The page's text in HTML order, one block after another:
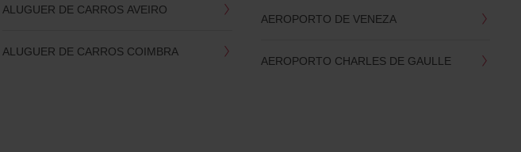
ALUGUER DE CARROS AVEIRO
ALUGUER DE CARROS COIMBRA
AEROPORTO DE VENEZA
AEROPORTO CHARLES DE GAULLE